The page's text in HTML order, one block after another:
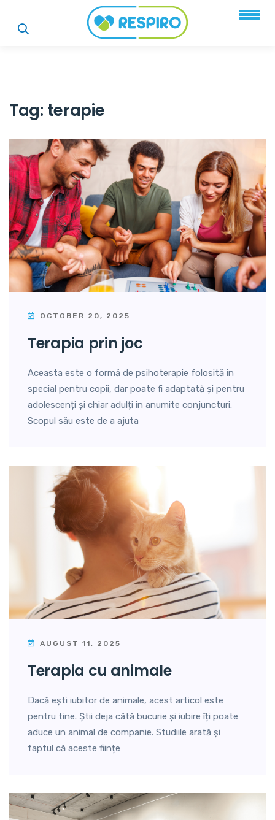
Tag: terapie
OCTOBER 20, 2025
terapia prin joc
Aceasta este o formă de psihoterapie folosită în
special pentru copii, dar poate fi adaptată și pentru
adolescenți și chiar adulți în anumite conjuncturi.
Scopul său este de a ajuta
AUGUST 11, 2025
terapia cu animale
Dacă ești iubitor de animale, acest articol este
pentru tine. Știi deja câtă bucurie și iubire îți poate
aduce un animal de companie. Studiile arată și
faptul că aceste ființe